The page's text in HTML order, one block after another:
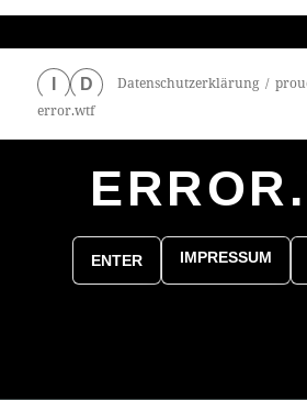
D Datenschutzerklärung
error.wtf
ENTER IMPRESSUM